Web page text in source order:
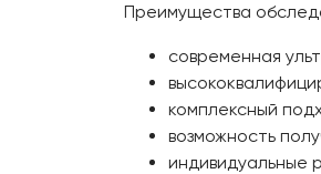
Преимущества
современная
комплексный
возможность
индивидуальные